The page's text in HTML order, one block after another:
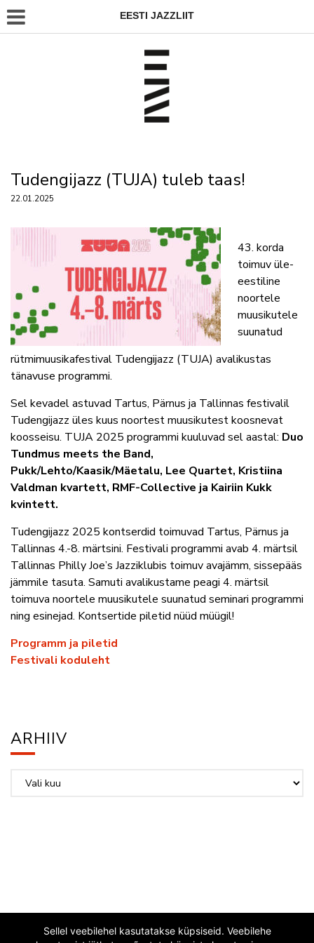
EESTI JAZZLIIT
Tudengijazz (TUJA) tuleb taas!
22.01.2025
43. korda
toimuv üle-
eestiline
noortele
muusikutele
suunatud
rütmimuusikafestival Tudengijazz (TUJA) avalikustas
tänavuse programmi.
Sel kevadel astuvad Tartus, Pärnus ja Tallinnas festivalil
Tudengijazz üles kuus noortest muusikutest koosnevat
koosseisu. TUJA 2025 programmi kuuluvad sel aastal: Duo
Tundmus meets the Band,
Pukk/Lehto/Kaasik/Mäetalu, Lee Quartet, Kristiina
Valdman kvartett, RMF-Collective ja Kairiin Kukk
kvintett.
Tudengijazz 2025 kontserdid toimuvad Tartus, Pärnus ja
Tallinnas 4.-8. märtsini. Festivali programmi avab 4. märtsil
Tallinnas Philly Joe’s Jazziklubis toimuv avajämm, sissepääs
jämmile tasuta. Samuti avalikustame peagi 4. märtsil
toimuva noortele muusikutele suunatud seminari programmi
ning esinejad. Kontsertide piletid nüüd müügil!
Programm ja piletid
Festivali koduleht
ARHIIV
Sellel veebilehel kasutatakse küpsiseid. Veebilehe